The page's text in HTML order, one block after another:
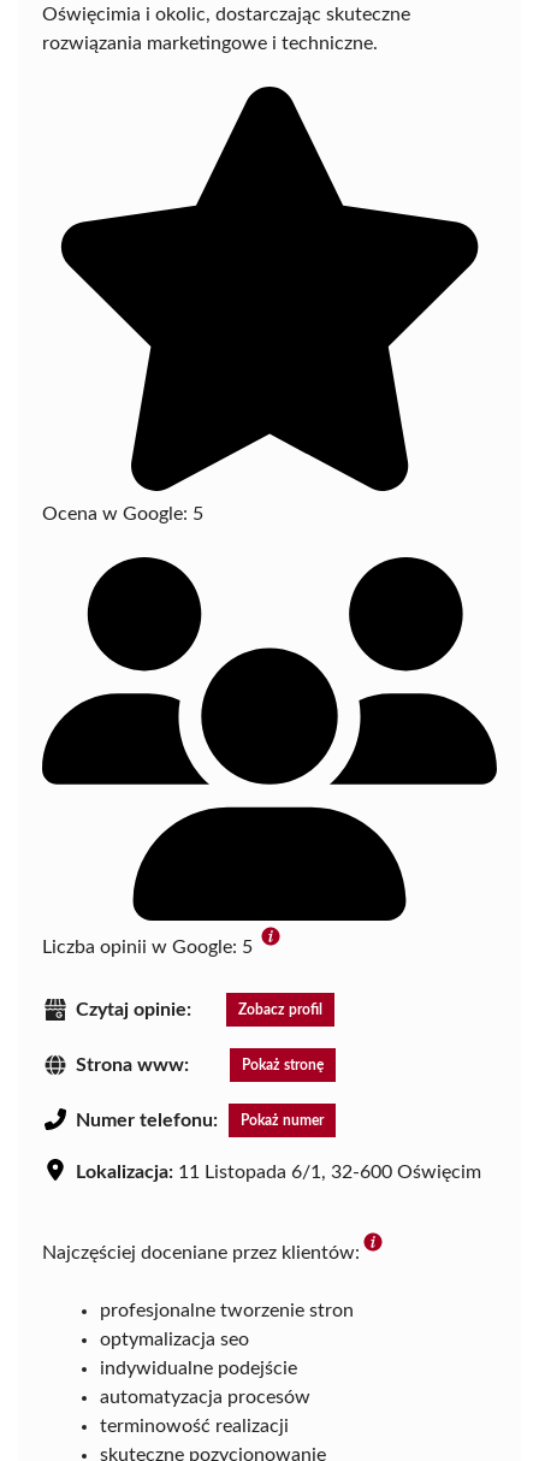
Oświęcimia i okolic, dostarczając skuteczne
rozwiązania marketingowe i techniczne.
Ocena w Google: 5
Liczba opinii w Google: 5
Czytaj opinie: Zobacz profil
Strona www: Pokaż stronę
Numer telefonu: Pokaż numer
Lokalizacja: 11 Listopada 6/1, 32-600 Oświęcim
Najczęściej doceniane przez klientów:
profesjonalne tworzenie stron
optymalizacja seo
indywidualne podejście
automatyzacja procesów
terminowość realizacji
skuteczne pozycjonowanie